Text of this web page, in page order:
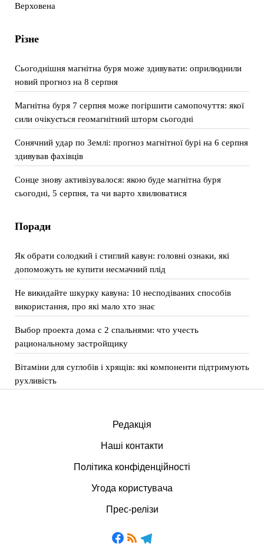
Верховена
Різне
Сьогоднішня магнітна буря може здивувати: оприлюднили
новий прогноз на 8 серпня
Магнітна буря 7 серпня може погіршити самопочуття: якої
сили очікується геомагнітний шторм сьогодні
Сонячний удар по Землі: прогноз магнітної бурі на 6 серпня
здивував фахівців
Сонце знову активізувалося: якою буде магнітна буря
сьогодні, 5 серпня, та чи варто хвилюватися
Поради
Як обрати солодкий і стиглий кавун: головні ознаки, які
допоможуть не купити несмачний плід
Не викидайте шкурку кавуна: 10 несподіваних способів
використання, про які мало хто знає
Выбор проекта дома с 2 спальнями: что учесть
рациональному застройщику
Вітаміни для суглобів і хрящів: які компоненти підтримують
рухливість
Редакція
Наші контакти
Політика конфіденційності
Угода користувача
Прес-релізи